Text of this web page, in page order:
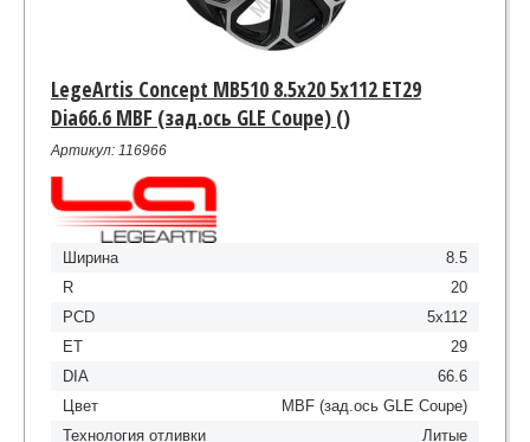
LegeArtis Concept MB510 8.5x20 5x112 ET29
Dia66.6 MBF (зад.ось GLE Coupe) ()
Артикул: 116966
Ширина
8.5
R
20
PCD
5x112
ET
29
DIA
66.6
Цвет
MBF (зад.ось GLE Coupe)
Технология отливки
Литые